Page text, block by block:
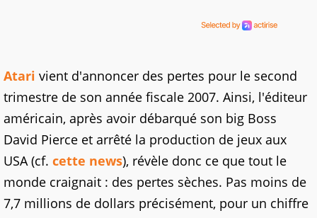
Atari vient d'annoncer des pertes pour le second
trimestre de son année fiscale 2007. Ainsi, l'éditeur
américain, après avoir débarqué son big Boss
David Pierce et arrêté la production de jeux aux
USA (cf. cette news), révèle donc ce que tout le
monde craignait : des pertes sèches. Pas moins de
7,7 millions de dollars précisément, pour un chiffre